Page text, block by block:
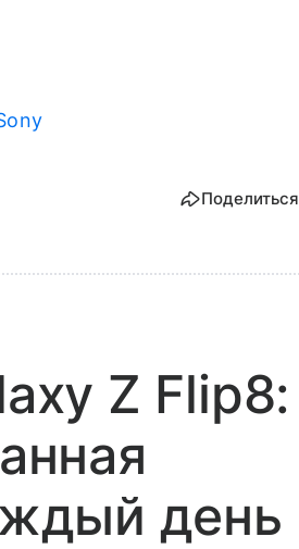
Поделиться
Z Flip8:
день